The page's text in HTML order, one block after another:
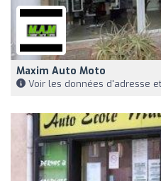
Maxim Auto Moto
Voir les données d'adresse